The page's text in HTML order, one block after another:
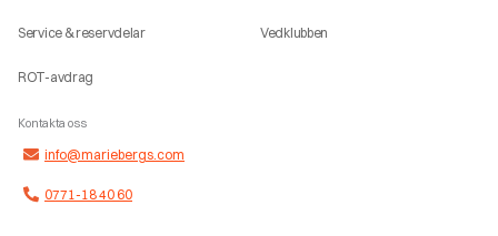
Service & reservdelar
ROT-avdrag
Vedklubben
Kontakta oss
info@mariebergs.com
0771-18 40 60